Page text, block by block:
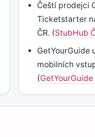
Čeští prodejci
Ticketstarter
ČR. (StubHub
GetYourGuide
mobilních
(